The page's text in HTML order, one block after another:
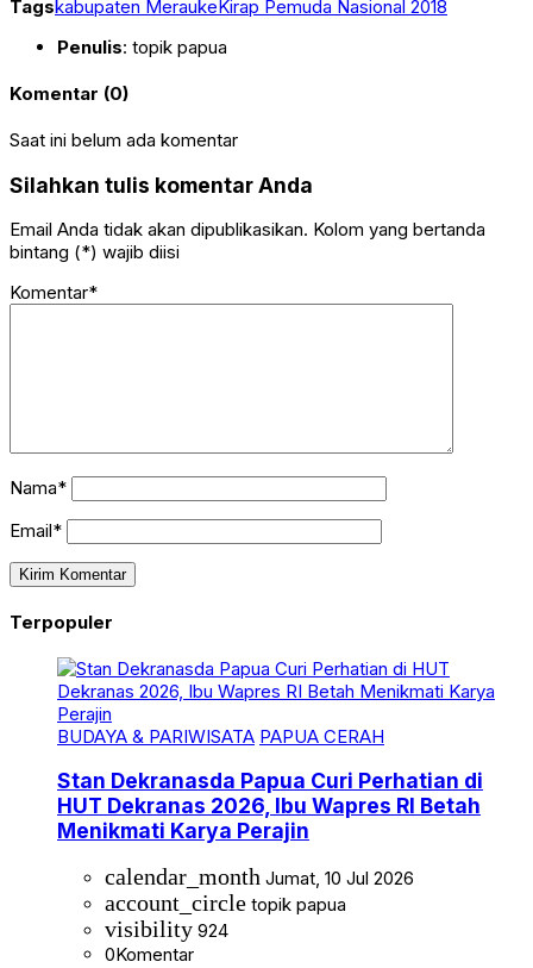
Tagskabupaten Merauke Kirap Pemuda Nasional 2018
Penulis: topik papua
Komentar (0)
Saat ini belum ada komentar
Silahkan tulis komentar Anda
Email Anda tidak akan dipublikasikan. Kolom yang bertanda
bintang (*) wajib diisi
Komentar*
Nama*
Email*
Terpopuler
BUDAYA & PARIWISATA PAPUA CERAH
Stan Dekranasda Papua Curi Perhatian di
HUT Dekranas 2026, Ibu Wapres RI Betah
Menikmati Karya Perajin
calendar_month Jumat, 10 Jul 2026
account_circle topik papua
visibility 924
0Komentar